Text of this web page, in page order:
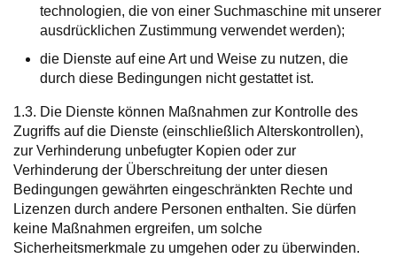
technologien, die von einer Suchmaschine mit unserer
ausdrücklichen Zustimmung verwendet werden);
die Dienste auf eine Art und Weise zu nutzen, die
durch diese Bedingungen nicht gestattet ist.
1.3. Die Dienste können Maßnahmen zur Kontrolle des
Zugriffs auf die Dienste (einschließlich Alterskontrollen),
zur Verhinderung unbefugter Kopien oder zur
Verhinderung der Überschreitung der unter diesen
Bedingungen gewährten eingeschränkten Rechte und
Lizenzen durch andere Personen enthalten. Sie dürfen
keine Maßnahmen ergreifen, um solche
Sicherheitsmerkmale zu umgehen oder zu überwinden.